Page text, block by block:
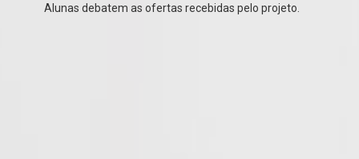
Alunas debatem as ofertas recebidas pelo projeto.